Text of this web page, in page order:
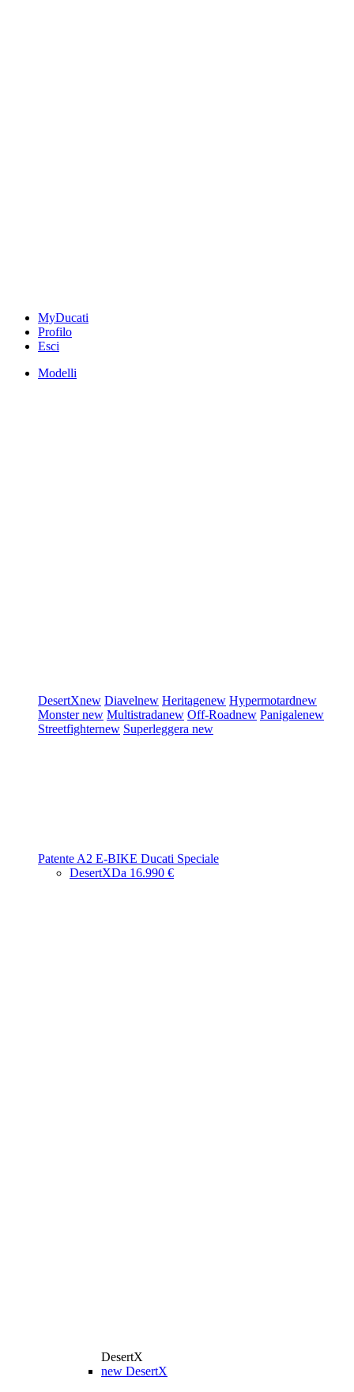
MyDucati
Profilo
Esci
Modelli
DesertXnew Diavelnew Heritagenew Hypermotardnew
Monsternew Multistradanew Off-Roadnew Panigalenew
Streetfighternew Superleggera new
Patente A2 E-BIKE Ducati Speciale
DesertXDa 16.990 €
DesertX
new DesertX